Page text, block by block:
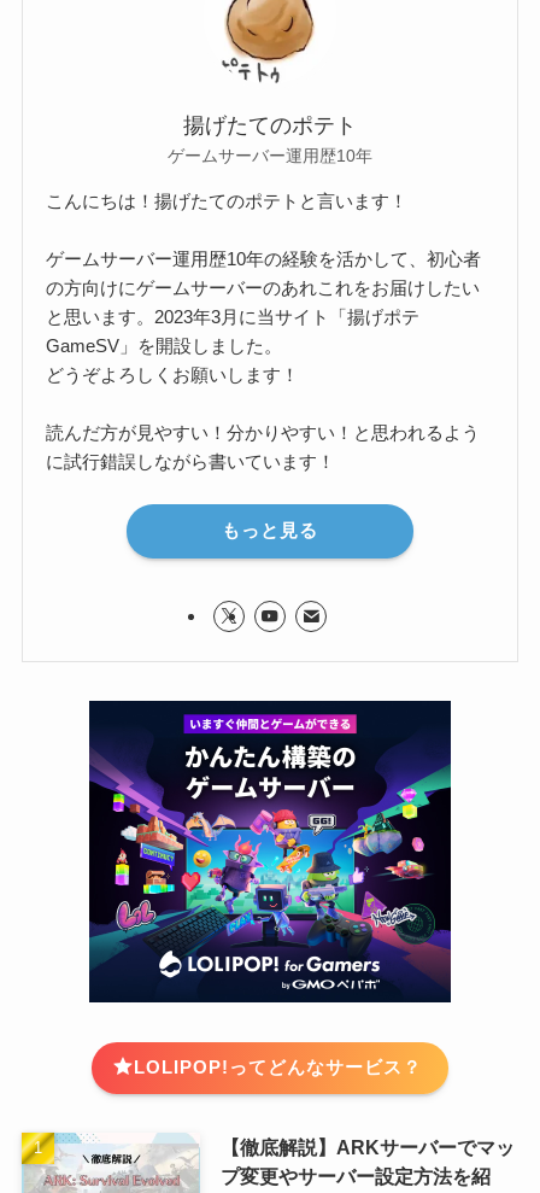
揚げたてのポテト
ゲームサーバー運用歴10年
こんにちは！揚げたてのポテトと言います！
ゲームサーバー運用歴10年の経験を活かして、初心者
の方向けにゲームサーバーのあれこれをお届けしたい
と思います。2023年3月に当サイト「揚げポテ
GameSV」を開設しました。
どうぞよろしくお願いします！
読んだ方が見やすい！分かりやすい！と思われるよう
に試行錯誤しながら書いています！
もっと見る
LOLIPOP!ってどんなサービス？
【徹底解説】ARKサーバーでマッ
プ変更やサーバー設定方法を紹